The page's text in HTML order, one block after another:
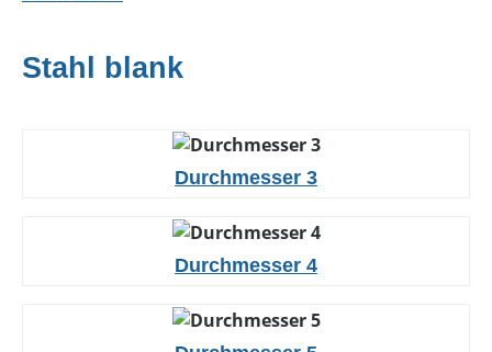
Stahl blank
Durchmesser 3
Durchmesser 4